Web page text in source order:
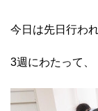
今日は先日行わ
3週にわたって、